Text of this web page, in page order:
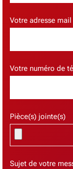
Votre adresse mail
Votre numéro de
Pièce(s) jointe(s)
Sujet de votre